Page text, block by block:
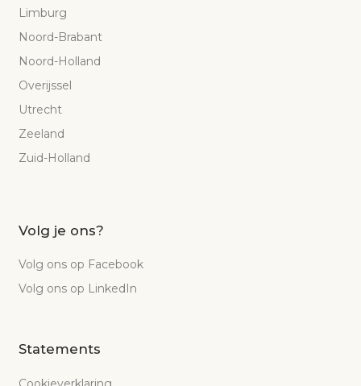
Limburg
Noord-Brabant
Noord-Holland
Overijssel
Utrecht
Zeeland
Zuid-Holland
Volg je ons?
Volg ons op Facebook
Volg ons op LinkedIn
Statements